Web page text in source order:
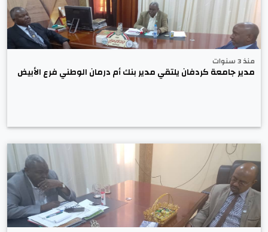
منذ 3 سنوات
مدير جامعة كردفان يلتقي مدير بنك أم درمان الوطني فرع الأبيض